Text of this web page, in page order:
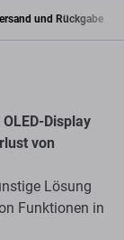
und Rückgabe
Display
von
Lösung
Funktionen in